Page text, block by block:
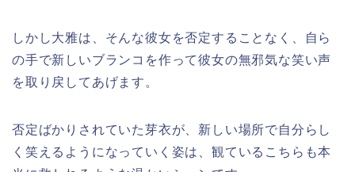
しかし大雅は、そんな彼女を否定することなく、自ら
の手で新しいブランコを作って彼女の無邪気な笑い声
を取り戻してあげます。
否定ばかりされていた芽衣が、新しい場所で自分らし
く笑えるようになっていく姿は、観ているこちらも本